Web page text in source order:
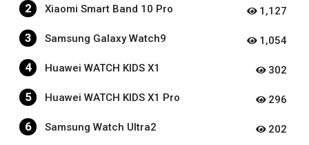
2 Xiaomi Smart Band 10 Pro 1,127
3 Samsung Galaxy Watch9 1,054
4 Huawei WATCH KIDS X1 302
5 Huawei WATCH KIDS X1 Pro 296
6 Samsung Watch Ultra2 202